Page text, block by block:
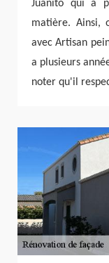
Juanito qui a
matière. Ainsi,
avec Artisan
a plusieurs
noter qu'il